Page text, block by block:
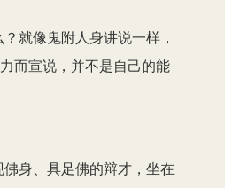
就像鬼附人身讲说一样，
而宣说，并不是自己的能
身、具足佛的辩才，坐在